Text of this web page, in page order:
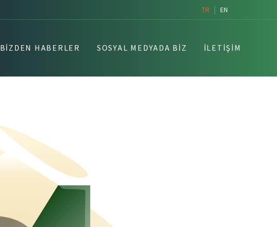
TR | EN
BIZDEN HABERLER SOSYAL MEDYADA BIZ İLETIŞIM